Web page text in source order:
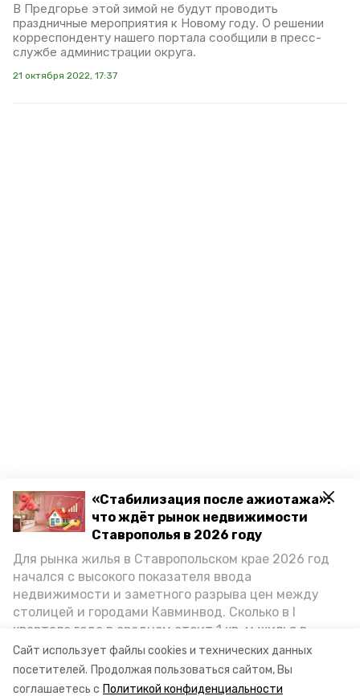
Сайт использует файлы cookies и технических данных
посетителей. Продолжая пользоваться сайтом, Вы
соглашаетесь с Политикой конфиденциальности
«Стабилизация после ажиотажа»:
что ждёт рынок недвижимости
Ставрополья в 2026 году
Для рынка жилья в Ставропольском крае 2026 год
начался с высокого показателя ввода
недвижимости и заметного разрыва цен между
столицей и городами Кавминвод. Сколько в I
квартале года в среднем стоит 1 кв. м жилья в
городах и округах региона, как изменился спрос на
первичку и вторичку, какова себестоимость
стройки собственного жилья в этом году и какие
В Предгорье этой зимой не будут проводить
праздничные мероприятия к Новому году. О решении
корреспонденту нашего портала сообщили в пресс-
службе администрации округа.
21 октября 2022, 17:37